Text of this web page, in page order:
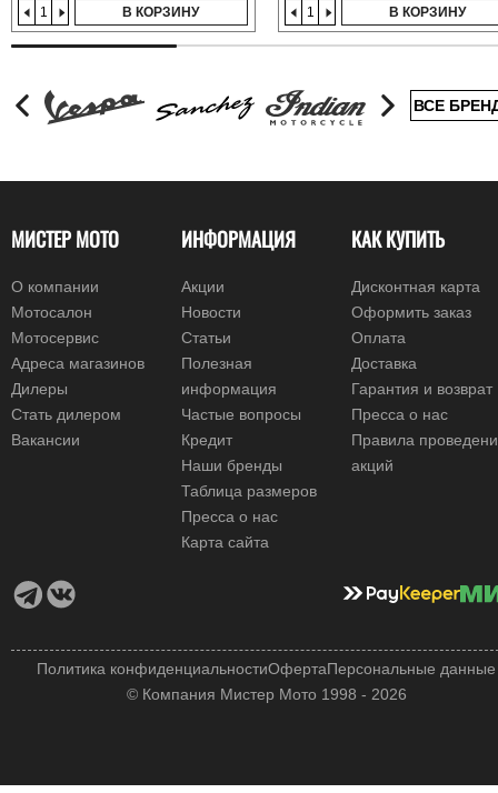
В КОРЗИНУ В КОРЗИНУ
ВСЕ
МИСТЕР МОТО
О компании
Мотосалон
Мотосервис
Адреса магазинов
Дилеры
Стать дилером
Вакансии
ИНФОРМАЦИЯ
Акции
Новости
Статьи
Полезная
информация
Частые вопросы
Кредит
Наши бренды
Таблица размеров
Пресса о нас
Карта сайта
КАК КУПИТЬ
Дисконтная карта
Оформить заказ
Оплата
Доставка
Гарантия и возврат
Пресса о нас
Правила
акций
© Компания Мистер Мото 1998 - 2026
Политика конфиденциальностиОфертаПерсональные данные